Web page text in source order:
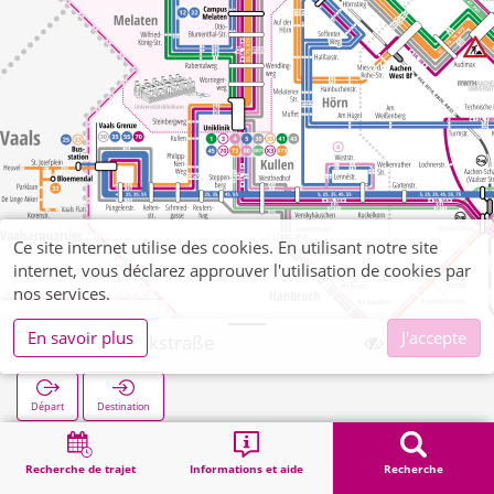
Recherche de trajet Informations et aide Recherche
Forckenbeckstraße
Départ Destination
Démarrage Recherche Forckenbeckstraße
Ce site internet utilise des cookies. En utilisant notre site
internet, vous déclarez approuver l'utilisation de cookies par
nos services.
En savoir plus
J'accepte